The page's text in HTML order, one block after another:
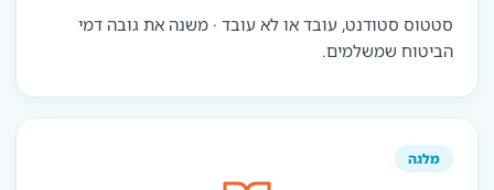
סטטוס סטודנט, עובד או לא עובד · משנה את גובה דמי
הביטוח שמשלמים.
מלגה